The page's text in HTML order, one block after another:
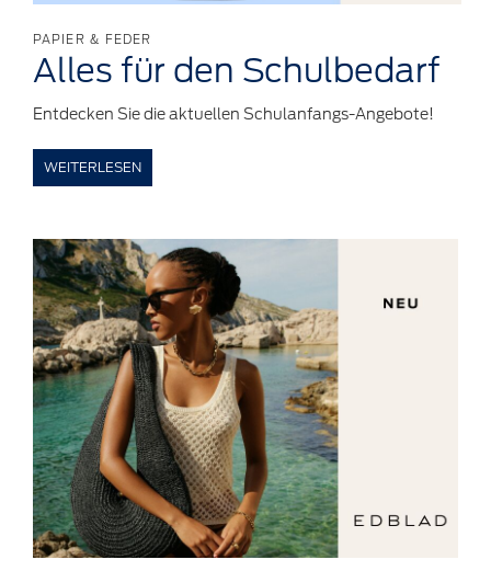
PAPIER & FEDER
Alles für den Schulbedarf
Entdecken Sie die aktuellen Schulanfangs-Angebote!
WEITERLESEN